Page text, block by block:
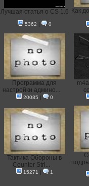
Лучшая статья о CS 1.6
5362 | 0
Как
Программа для
настройки админо...
20085 | 0
Тактика Обороны в
Counter Stri...
15271 | 1